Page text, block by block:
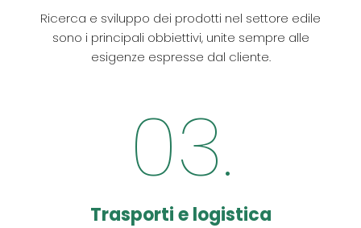
Ricerca e sviluppo dei prodotti nel settore edile
sono i principali obbiettivi, unite sempre alle
esigenze espresse dal cliente.
03.
Trasporti e logistica